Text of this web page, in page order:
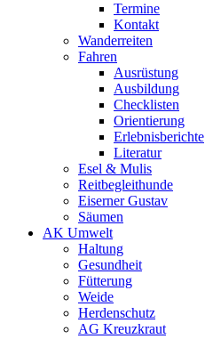
Termine
Kontakt
Wanderreiten
Fahren
Ausrüstung
Ausbildung
Checklisten
Orientierung
Erlebnisberichte
Literatur
Esel & Mulis
Reitbegleithunde
Eiserner Gustav
Säumen
AK Umwelt
Haltung
Gesundheit
Fütterung
Weide
Herdenschutz
AG Kreuzkraut